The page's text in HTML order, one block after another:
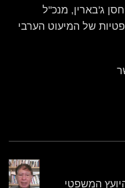
ג'בארין, מנכ"ל
של המיעוט הערבי
המשפטי